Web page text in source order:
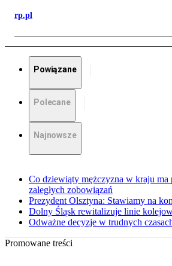
rp.pl
Powiązane
Polecane
Najnowsze
Co dziewiąty mężczyzna w kraju ma
zaległych zobowiązań
Prezydent Olsztyna: Stawiamy na
Dolny Śląsk rewitalizuje linie
Odważne decyzje w trudnych
Promowane treści